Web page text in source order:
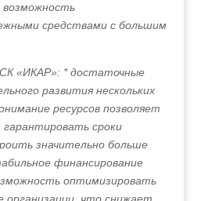
возможность
средствами с большим
«ИКАР»: * достаточные
развития нескольких
ресурсов позволяет
сроки
значительно больше
финансирование
оптимизировать